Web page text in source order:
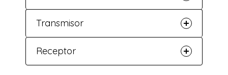
Transmisor
Receptor